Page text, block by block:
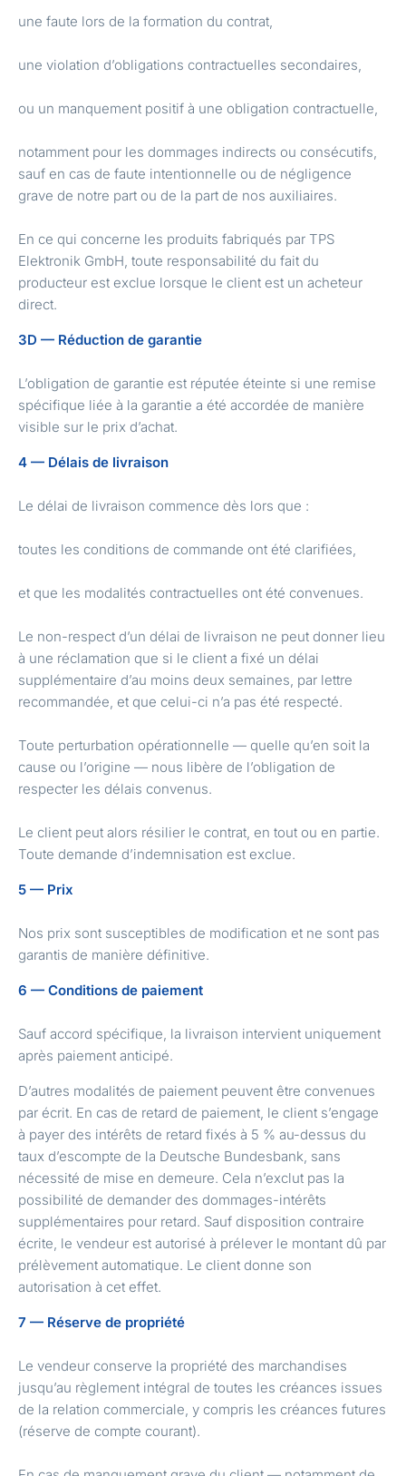
une faute lors de la formation du contrat,
une violation d’obligations contractuelles secondaires,
ou un manquement positif à une obligation contractuelle,
notamment pour les dommages indirects ou consécutifs,
sauf en cas de faute intentionnelle ou de négligence
grave de notre part ou de la part de nos auxiliaires.
En ce qui concerne les produits fabriqués par TPS
Elektronik GmbH, toute responsabilité du fait du
producteur est exclue lorsque le client est un acheteur
direct.
3D — Réduction de garantie
L’obligation de garantie est réputée éteinte si une remise
spécifique liée à la garantie a été accordée de manière
visible sur le prix d’achat.
4 — Délais de livraison
Le délai de livraison commence dès lors que :
toutes les conditions de commande ont été clarifiées,
et que les modalités contractuelles ont été convenues.
Le non-respect d’un délai de livraison ne peut donner lieu
à une réclamation que si le client a fixé un délai
supplémentaire d’au moins deux semaines, par lettre
recommandée, et que celui-ci n’a pas été respecté.
Toute perturbation opérationnelle — quelle qu’en soit la
cause ou l’origine — nous libère de l’obligation de
respecter les délais convenus.
Le client peut alors résilier le contrat, en tout ou en partie.
Toute demande d’indemnisation est exclue.
5 — Prix
Nos prix sont susceptibles de modification et ne sont pas
garantis de manière définitive.
6 — Conditions de paiement
Sauf accord spécifique, la livraison intervient uniquement
après paiement anticipé.
D’autres modalités de paiement peuvent être convenues
par écrit. En cas de retard de paiement, le client s’engage
à payer des intérêts de retard fixés à 5 % au-dessus du
taux d’escompte de la Deutsche Bundesbank, sans
nécessité de mise en demeure. Cela n’exclut pas la
possibilité de demander des dommages-intérêts
supplémentaires pour retard. Sauf disposition contraire
écrite, le vendeur est autorisé à prélever le montant dû par
prélèvement automatique. Le client donne son
autorisation à cet effet.
7 — Réserve de propriété
Le vendeur conserve la propriété des marchandises
jusqu’au règlement intégral de toutes les créances issues
de la relation commerciale, y compris les créances futures
(réserve de compte courant).